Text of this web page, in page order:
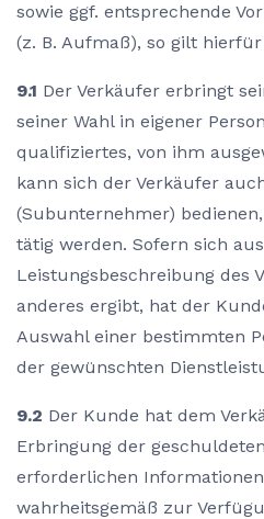
sowie ggf. entsprechende
(z. B. Aufmaß), so gilt hierfür
9.1 Der Verkäufer erbringt
seiner Wahl in eigener
qualifiziertes, von ihm
kann sich der Verkäufer
(Subunternehmer)
tätig werden. Sofern sich
Leistungsbeschreibung des
anderes ergibt, hat der
Auswahl einer bestimmten
der gewünschten
9.2 Der Kunde hat dem
Erbringung der
erforderlichen
wahrheitsgemäß zur